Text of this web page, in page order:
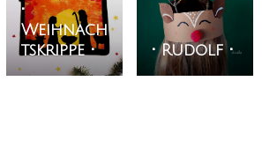
•
Weihnach
tskrippe •
• Rudolf •